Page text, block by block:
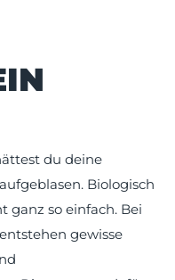
du deine
Biologisch
ganz so einfach. Bei
gewisse